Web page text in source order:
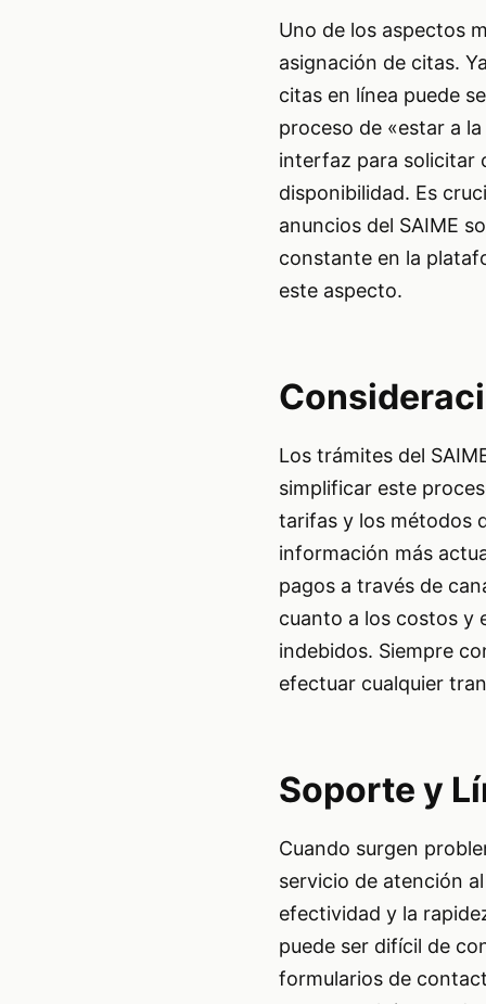
Uno de los aspectos
asignación de citas.
citas en línea puede
proceso de «estar a
interfaz para solicitar
disponibilidad. Es
anuncios del SAIME
constante en la
este aspecto.
Los trámites del
simplificar este
tarifas y los métodos
información más
pagos a través de
cuanto a los costos y
indebidos. Siempre
efectuar cualquier
Soporte y
Cuando surgen
servicio de atención
efectividad y la
puede ser difícil de
formularios de